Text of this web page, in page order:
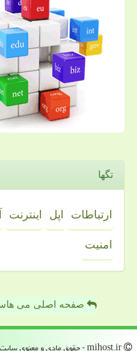
تگها
ارتباطات اپل اینترنت
امنیت
صفحه اصلی می